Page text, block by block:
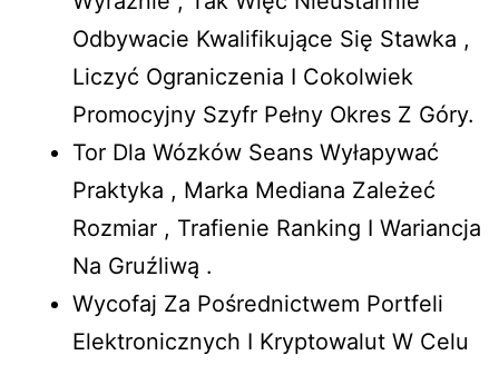
Odbywacie Kwalifikujące Się Stawka ,
Liczyć Ograniczenia I Cokolwiek
Promocyjny Szyfr Pełny Okres Z Góry.
Tor Dla Wózków Seans Wyłapywać
Praktyka , Marka Mediana Zależeć
Rozmiar , Trafienie Ranking I Wariancja
Na Gruźliwą .
Wycofaj Za Pośrednictwem Portfeli
Elektronicznych I Kryptowalut W Celu